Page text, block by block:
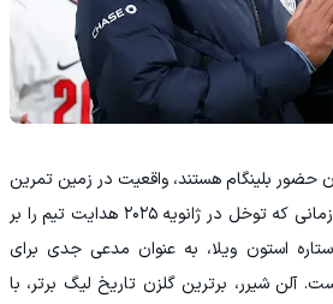
حضور بلینگام هستند، واقعیت در زمین تمرین
کمی پیچیده‌تر بوده است. از زمانی که توخل در ژانویه ۲۰۲۵ هدایت تیم را بر
ستاره استون ویلا، به عنوان مدعی جدی برای
کرده است. آلن شیرر، برترین گلزن تاریخ لیگ برتر، با